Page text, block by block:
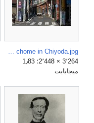
3٬264 × 2٬448؛ 1٫83
ميجابايت